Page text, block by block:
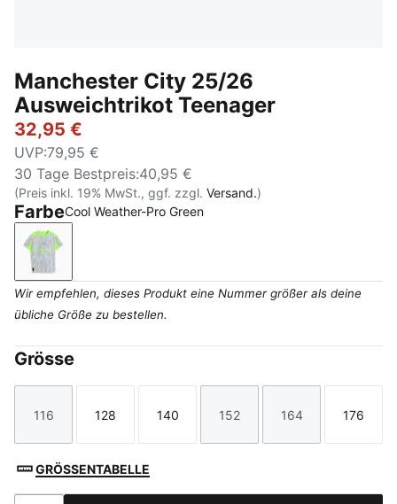
Manchester City 25/26
Ausweichtrikot Teenager
32,95 €
UVP:79,95 €
30 Tage Bestpreis:40,95 €
(Preis inkl. 19% MwSt., ggf. zzgl. Versand.)
FarbeCool Weather-Pro Green
Cool Weather-Pro Green
Wir empfehlen, dieses Produkt eine Nummer größer als deine
übliche Größe zu bestellen.
Grösse
Größe
116
Größe
128
Größe
140
Größe
152
Größe
164
Größe
176
GRÖSSENTABELLE